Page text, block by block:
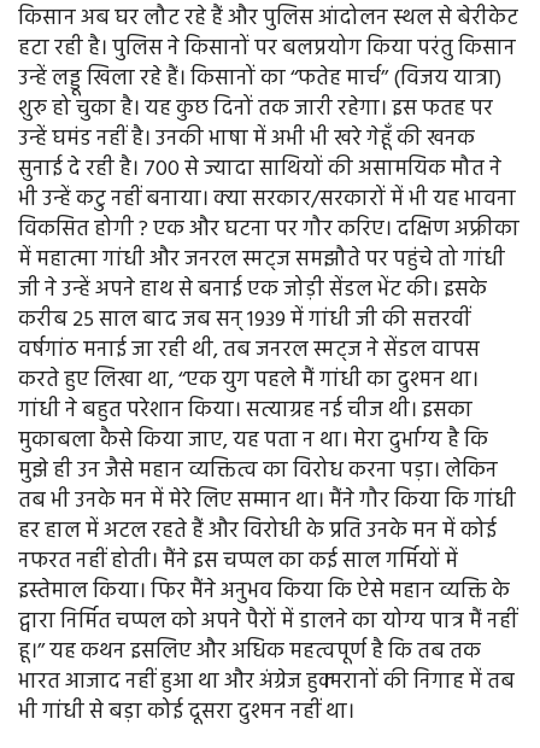
किसान अब घर लौट रहे हैं और पुलिस आंदोलन स्थल से बेरीकेट
हटा रही है। पुलिस ने किसानों पर बलप्रयोग किया परंतु किसान
उन्हें लड्डू खिला रहे हैं। किसानों का ‘‘फतेह मार्च’’ (विजय यात्रा)
शुरु हो चुका है। यह कुछ दिनों तक जारी रहेगा। इस फतह पर
उन्हें घमंड नहीं है। उनकी भाषा में अभी भी खरे गेहूँ की खनक
सुनाई दे रही है। 700 से ज्यादा साथियों की असामयिक मौत ने
भी उन्हें कटु नहीं बनाया। क्या सरकार/सरकारों में भी यह भावना
विकसित होगी ? एक और घटना पर गौर करिए। दक्षिण अफ्रीका
में महात्मा गांधी और जनरल स्मट्ज समझौते पर पहुंचे तो गांधी
जी ने उन्हें अपने हाथ से बनाई एक जोड़ी सेंडल भेंट की। इसके
करीब 25 साल बाद जब सन् 1939 में गांधी जी की सत्तरवीं
वर्षगांठ मनाई जा रही थी, तब जनरल स्मट्ज ने सेंडल वापस
करते हुए लिखा था, ‘‘एक युग पहले मैं गांधी का दुश्मन था।
गांधी ने बहुत परेशान किया। सत्याग्रह नई चीज थी। इसका
मुकाबला कैसे किया जाए, यह पता न था। मेरा दुर्भाग्य है कि
मुझे ही उन जैसे महान व्यक्तित्व का विरोध करना पड़ा। लेकिन
तब भी उनके मन में मेरे लिए सम्मान था। मैंने गौर किया कि गांधी
हर हाल में अटल रहते हैं और विरोधी के प्रति उनके मन में कोई
नफरत नहीं होती। मैंने इस चप्पल का कई साल गर्मियों में
इस्तेमाल किया। फिर मैंने अनुभव किया कि ऐसे महान व्यक्ति के
द्वारा निर्मित चप्पल को अपने पैरों में डालने का योग्य पात्र मैं नहीं
हू।’’ यह कथन इसलिए और अधिक महत्वपूर्ण है कि तब तक
भारत आजाद नहीं हुआ था और अंग्रेज हुक्मरानों की निगाह में तब
भी गांधी से बड़ा कोई दूसरा दुश्मन नहीं था।